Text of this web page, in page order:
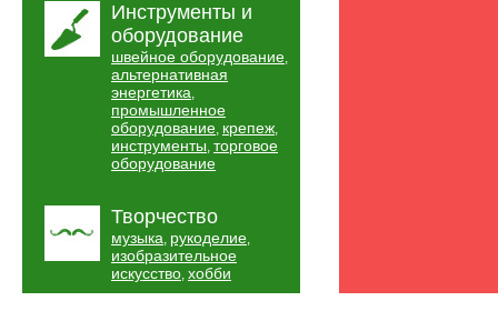
Инструменты и
оборудование
швейное оборудование,
альтернативная
энергетика,
промышленное
оборудование, крепеж,
инструменты, торговое
оборудование
Творчество
музыка, рукоделие,
изобразительное
искусство, хобби